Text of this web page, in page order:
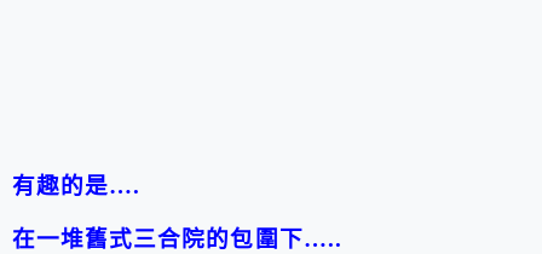
有趣的是….
在一堆舊式三合院的包圍下…..